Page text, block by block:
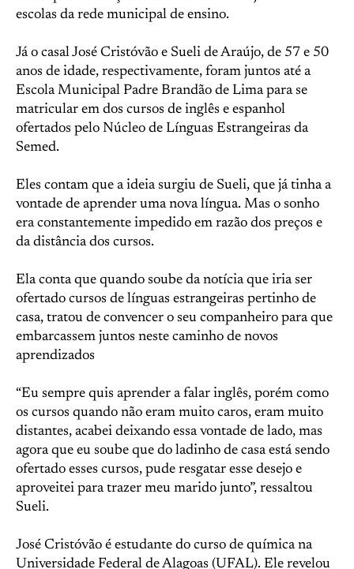
escolas da rede municipal de ensino.
Já o casal José Cristóvão e Sueli de Araújo, de 57 e 50
anos de idade, respectivamente, foram juntos até a
Escola Municipal Padre Brandão de Lima para se
matricular em dos cursos de inglês e espanhol
ofertados pelo Núcleo de Línguas Estrangeiras da
Semed.
Eles contam que a ideia surgiu de Sueli, que já tinha a
vontade de aprender uma nova língua. Mas o sonho
era constantemente impedido em razão dos preços e
da distância dos cursos.
Ela conta que quando soube da notícia que iria ser
ofertado cursos de línguas estrangeiras pertinho de
casa, tratou de convencer o seu companheiro para que
embarcassem juntos neste caminho de novos
aprendizados
“Eu sempre quis aprender a falar inglês, porém como
os cursos quando não eram muito caros, eram muito
distantes, acabei deixando essa vontade de lado, mas
agora que eu soube que do ladinho de casa está sendo
ofertado esses cursos, pude resgatar esse desejo e
aproveitei para trazer meu marido junto”, ressaltou
Sueli.
José Cristóvão é estudante do curso de química na
Universidade Federal de Alagoas (UFAL). Ele revelou